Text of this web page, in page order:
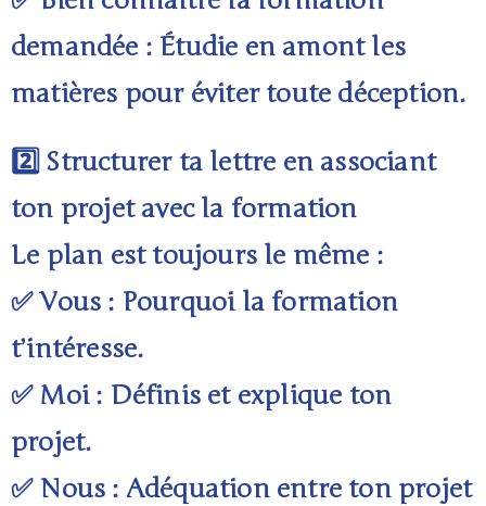
demandée : Étudie en amont les
matières pour éviter toute déception.
2️⃣ Structurer ta lettre en associant
ton projet avec la formation
Le plan est toujours le même :
✅ Vous : Pourquoi la formation
t’intéresse.
✅ Moi : Définis et explique ton
projet.
✅ Nous : Adéquation entre ton projet